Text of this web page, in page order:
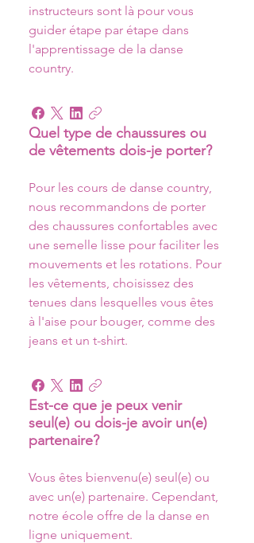
instructeurs sont là pour vous
guider étape par étape dans
l'apprentissage de la danse
country.
Quel type de chaussures ou
de vêtements dois-je porter?
Pour les cours de danse country,
nous recommandons de porter
des chaussures confortables avec
une semelle lisse pour faciliter les
mouvements et les rotations. Pour
les vêtements, choisissez des
tenues dans lesquelles vous êtes
à l'aise pour bouger, comme des
jeans et un t-shirt.
Est-ce que je peux venir
seul(e) ou dois-je avoir un(e)
partenaire?
Vous êtes bienvenu(e) seul(e) ou
avec un(e) partenaire. Cependant,
notre école offre de la danse en
ligne uniquement.